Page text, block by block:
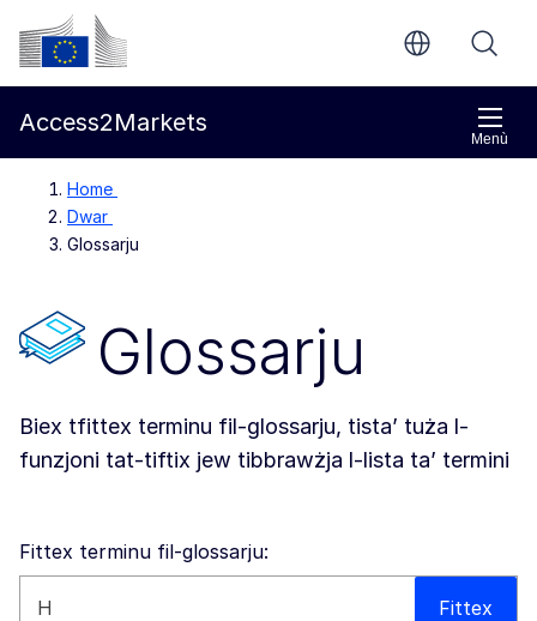
Mur għall-kontenut ewlieni
Kummissjoni Ewropea
Menù
Access2Markets
Home
Dwar
Glossarju
Glossarju
Biex tfittex terminu fil-glossarju, tista’ tuża l-
funzjoni tat-tiftix jew tibbrawżja l-lista ta’ termini
Fittex terminu fil-glossarju:
Fittex dan is-sit web Fittex